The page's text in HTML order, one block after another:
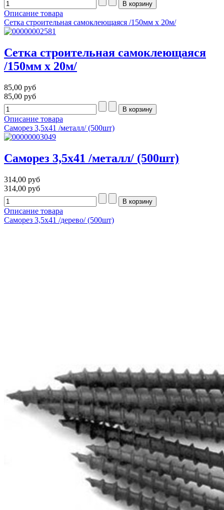
Описание товара
Сетка строительная самоклеющаяся /150мм x 20м/
Сетка строительная самоклеющаяся
/150мм x 20м/
85,00 руб
85,00 руб
Описание товара
Саморез 3,5х41 /металл/ (500шт)
Саморез 3,5х41 /металл/ (500шт)
314,00 руб
314,00 руб
Описание товара
Саморез 3,5х41 /дерево/ (500шт)